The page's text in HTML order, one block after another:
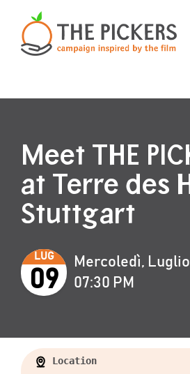
Meet THE
at Terre des
Stuttgart
LUG
09
Mercoledì,
07:30 PM
Location